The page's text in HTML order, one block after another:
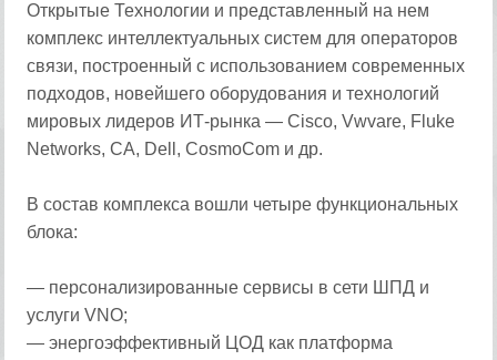
Открытые Технологии и представленный на нем
комплекс интеллектуальных систем для операторов
связи, построенный с использованием современных
подходов, новейшего оборудования и технологий
мировых лидеров ИТ-рынка — Cisco, Vwvare, Fluke
Networks, CA, Dell, CosmoCom и др.
В состав комплекса вошли четыре функциональных
блока:
— персонализированные сервисы в сети ШПД и
услуги VNO;
— энергоэффективный ЦОД как платформа